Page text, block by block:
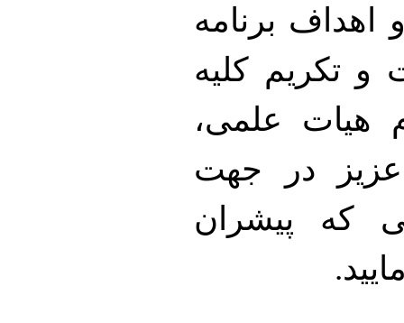
برنامه
تکریم کلیه
هیات علمی،
عزیز در جهت
که پیشران